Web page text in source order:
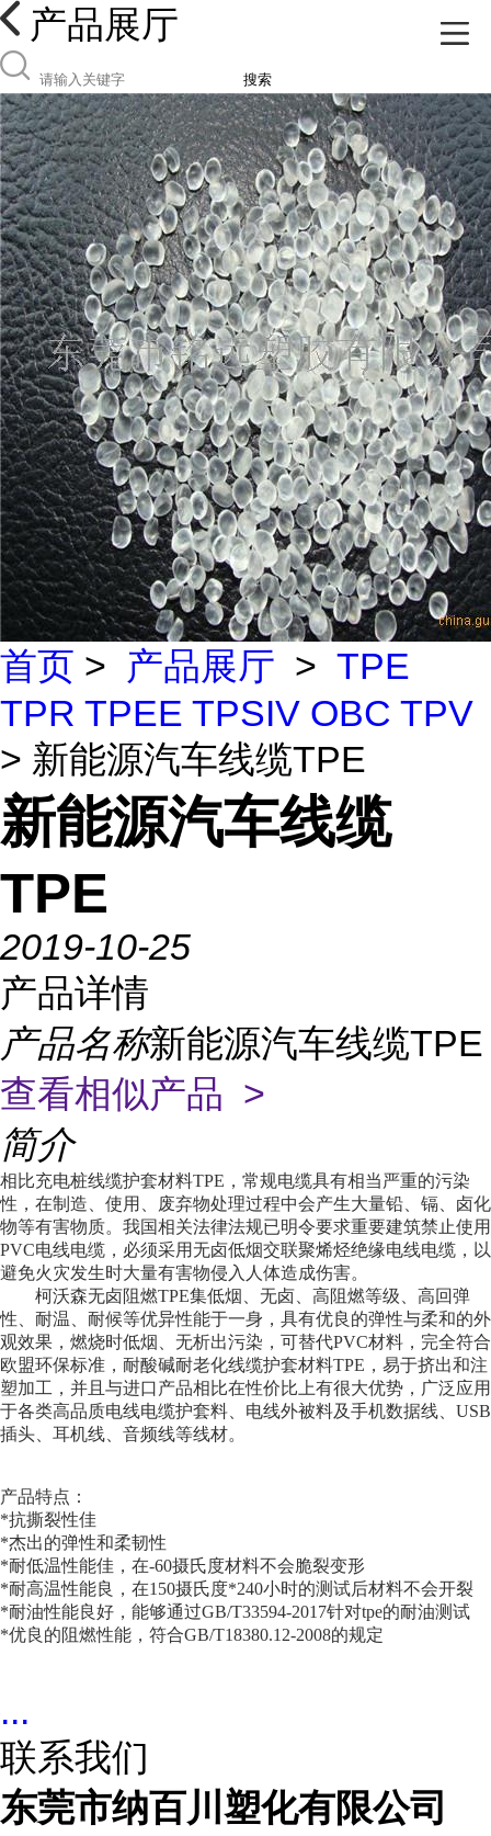
产品展厅
搜索
首页 > 产品展厅 > TPE
TPR TPEE TPSIV OBC TPV
> 新能源汽车线缆TPE
新能源汽车线缆
TPE
2019-10-25
产品详情
产品名称新能源汽车线缆TPE
查看相似产品 >
简介
相比充电桩线缆护套材料TPE，常规电缆具有相当严重的污染
性，在制造、使用、废弃物处理过程中会产生大量铅、镉、卤化
物等有害物质。我国相关法律法规已明令要求重要建筑禁止使用
PVC电线电缆，必须采用无卤低烟交联聚烯烃绝缘电线电缆，以
避免火灾发生时大量有害物侵入人体造成伤害。
柯沃森无卤阻燃TPE集低烟、无卤、高阻燃等级、高回弹
性、耐温、耐候等优异性能于一身，具有优良的弹性与柔和的外
观效果，燃烧时低烟、无析出污染，可替代PVC材料，完全符合
欧盟环保标准，耐酸碱耐老化线缆护套材料TPE，易于挤出和注
塑加工，并且与进口产品相比在性价比上有很大优势，广泛应用
于各类高品质电线电缆护套料、电线外被料及手机数据线、USB
插头、耳机线、音频线等线材。
产品特点：
*抗撕裂性佳
*杰出的弹性和柔韧性
*耐低温性能佳，在-60摄氏度材料不会脆裂变形
*耐高温性能良，在150摄氏度*240小时的测试后材料不会开裂
*耐油性能良好，能够通过GB/T33594-2017针对tpe的耐油测试
*优良的阻燃性能，符合GB/T18380.12-2008的规定
...
联系我们
东莞市纳百川塑化有限公司